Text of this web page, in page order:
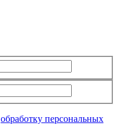
обработку персональных